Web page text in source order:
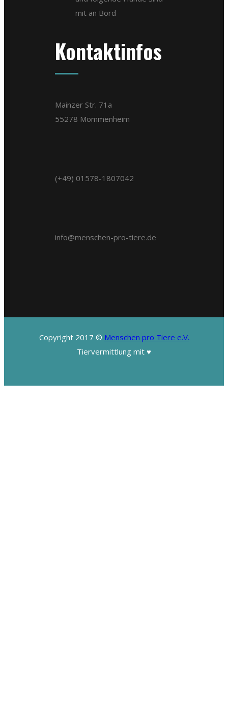
mit an Bord
Kontaktinfos
Mainzer Str. 71a
55278 Mommenheim
(+49) 01578-1807042
info@menschen-pro-tiere.de
Copyright 2017 © Menschen pro Tiere e.V.
Tiervermittlung mit ♥️